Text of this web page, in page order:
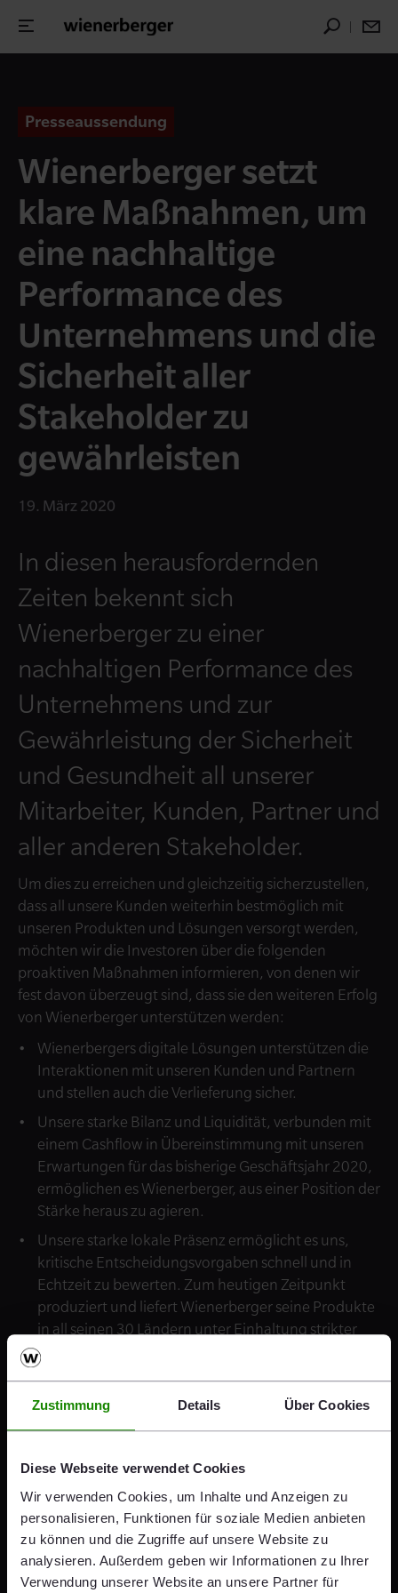
Zustimmung Details Über Cookies
Diese Webseite verwendet Cookies
Wir verwenden Cookies, um Inhalte und Anzeigen zu
personalisieren, Funktionen für soziale Medien anbieten
zu können und die Zugriffe auf unsere Website zu
analysieren. Außerdem geben wir Informationen zu Ihrer
Verwendung unserer Website an unsere Partner für
Presseaussendung
Wienerberger setzt
klare Maßnahmen, um
eine nachhaltige
Performance des
Unternehmens und die
Sicherheit aller
Stakeholder zu
gewährleisten
19. März 2020
In diesen herausfordernden
Zeiten bekennt sich
Wienerberger zu einer
nachhaltigen Performance des
Unternehmens und zur
Gewährleistung der Sicherheit
und Gesundheit all unserer
Mitarbeiter, Kunden, Partner und
aller anderen Stakeholder.
Um dies zu erreichen und gleichzeitig sicherzustellen,
dass all unsere Kunden weiterhin bestmöglich mit
unseren Produkten und Lösungen versorgt werden,
möchten wir die Investoren über die folgenden
proaktiven Maßnahmen informieren, von denen wir
fest davon überzeugt sind, dass sie den weiteren Erfolg
von Wienerberger unterstützen werden:
Wienerbergers digitale Lösungen unterstützen die
Interaktionen mit unseren Kunden und Partnern
und stellen auch die Verlieferung sicher.
Unsere starke Bilanz und Liquidität, verbunden mit
einem Cashflow in Übereinstimmung mit unseren
Erwartungen für das bisherige Geschäftsjahr 2020,
ermöglichen es Wienerberger, aus einer Position der
Stärke heraus zu agieren.
Unsere starke lokale Präsenz ermöglicht es uns,
kritische Entscheidungsvorgaben schnell und in
Echtzeit zu bewerten. Zum heutigen Zeitpunkt
produziert und liefert Wienerberger seine Produkte
in all seinen 30 Ländern unter Einhaltung strikter
Sicherheitsvorschriften und Hygienemaßnahmen.
Management von Wienerberger unsere
Kostenstrukturen und Investitionen weiter
Strategie vollständig auf die sich ändernden
Wienerberger beobachtet kontinuierlich die Lage in
allen Märkten, um die von den jeweiligen
Regierungen vorgegebenen Maßnahmen im
Unternehmen entsprechend umzusetzen. Ein